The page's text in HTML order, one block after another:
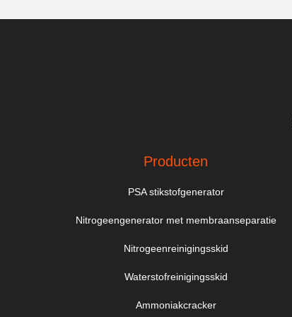
Producten
PSA stikstofgenerator
Nitrogeengenerator met membraanseparatie
Nitrogeenreinigingsskid
Waterstofreinigingsskid
Ammoniakcracker